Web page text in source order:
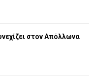
στον Απόλλωνα